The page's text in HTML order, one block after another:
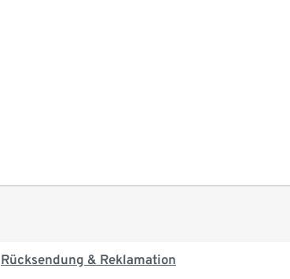
Rücksendung & Reklamation